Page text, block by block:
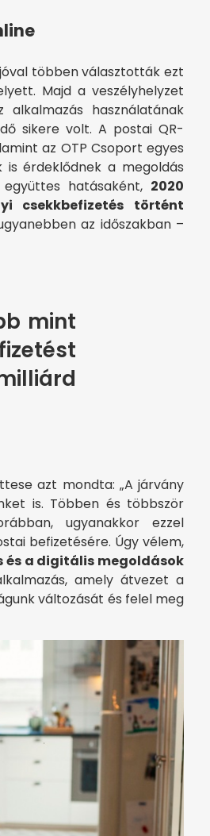
többen választották ezt
Majd a veszélyhelyzet
használatának
sikere volt. A postai QR-
az OTP Csoport egyes
érdeklődnek a megoldás
hatásaként, 2020
csekkbefizetés történt
az időszakban –
mint
azt mondta: „A járvány
is. Többen és többször
ugyanakkor ezzel
befizetésére. Úgy vélem,
és a digitális megoldások
amely átvezet a
változását és felel meg